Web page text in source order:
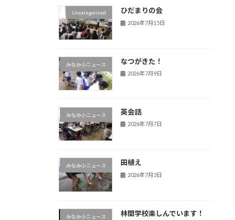
Uncategorized ひだまりの会
2026年7月15日
みなみ小ニュース なつがきた！
2026年7月9日
みなみ小ニュース 英会話
2026年7月7日
みなみ小ニュース 田植え
2026年7月3日
みなみ小ニュース 林間学校楽しんでいます！